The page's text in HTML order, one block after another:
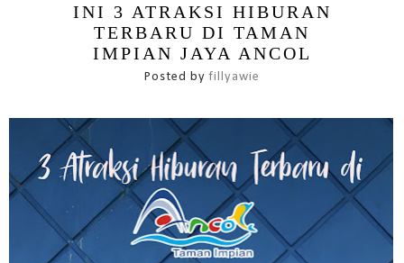
INI 3 ATRAKSI HIBURAN
TERBARU DI TAMAN
IMPIAN JAYA ANCOL
Posted byfillyawie